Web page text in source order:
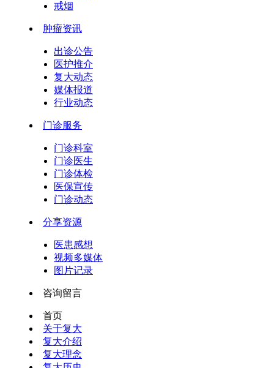
戒烟
肿瘤资讯
出诊公告
医护推介
复大动态
媒体报道
行业动态
门诊服务
门诊科室
门诊医生
门诊体检
医保宣传
门诊动态
分享资源
医患感想
视频多媒体
图片记录
咨询留言
首页
关于复大
复大介绍
复大理念